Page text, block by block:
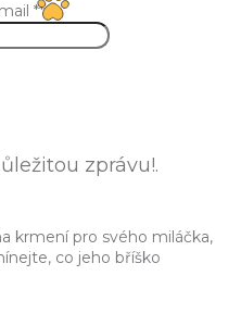
**
zprávu!.
krmení pro svého miláčka,
co jeho bříško